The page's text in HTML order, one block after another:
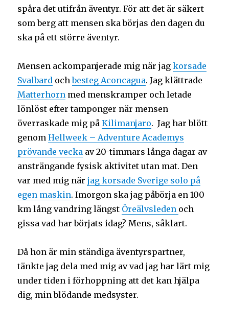
spåra det utifrån äventyr. För att det är säkert
som berg att mensen ska börjas den dagen du
ska på ett större äventyr.
Mensen ackompanjerade mig när jagkorsade
Svalbard ochbesteg Aconcagua. Jag klättrade
Matterhorn med menskramper och letade
lönlöst efter tamponger när mensen
överraskade mig påKilimanjaro. Jag har blött
genomHellweek – Adventure Academys
prövande vecka av 20-timmars långa dagar av
ansträngande fysisk aktivitet utan mat. Den
var med mig närjag korsade Sverige solo på
egen maskin. Imorgon ska jag påbörja en 100
km lång vandring längst Öreälvsleden och
gissa vad har börjats idag? Mens, såklart.
Då hon är min ständiga äventyrspartner,
tänkte jag dela med mig av vad jag har lärt mig
under tiden i förhoppning att det kan hjälpa
dig, min blödande medsyster.